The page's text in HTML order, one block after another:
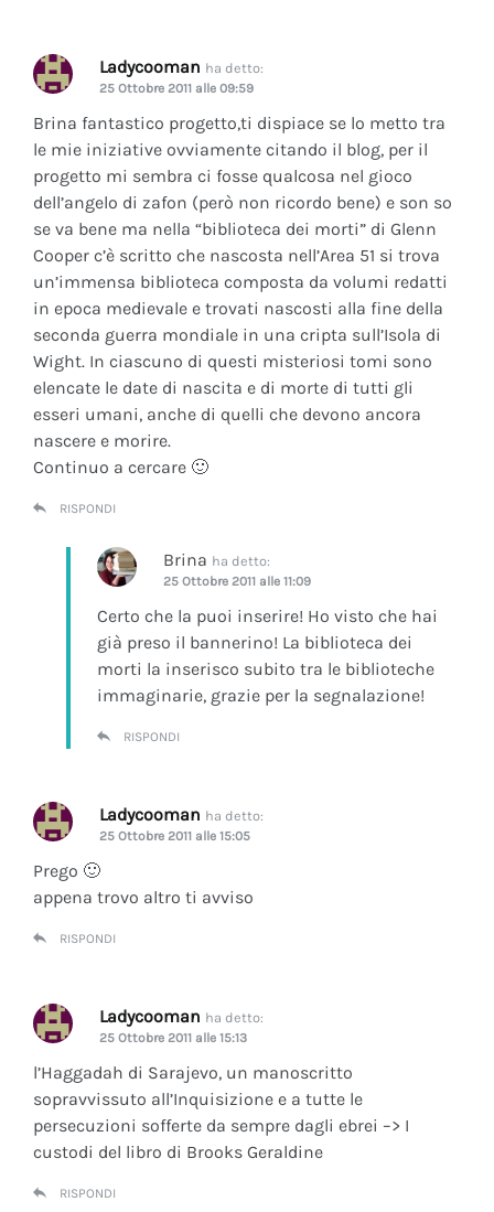
Ladycooman ha detto:
25 Ottobre 2011 alle 09:59
Brina fantastico progetto,ti dispiace se lo metto tra
le mie iniziative ovviamente citando il blog, per il
progetto mi sembra ci fosse qualcosa nel gioco
dell’angelo di zafon (però non ricordo bene) e son so
se va bene ma nella “biblioteca dei morti” di Glenn
Cooper c’è scritto che nascosta nell’Area 51 si trova
un’immensa biblioteca composta da volumi redatti
in epoca medievale e trovati nascosti alla fine della
seconda guerra mondiale in una cripta sull’Isola di
Wight. In ciascuno di questi misteriosi tomi sono
elencate le date di nascita e di morte di tutti gli
esseri umani, anche di quelli che devono ancora
nascere e morire.
Continuo a cercare 🙂
RISPONDI
Brina ha detto:
25 Ottobre 2011 alle 11:09
Certo che la puoi inserire! Ho visto che hai
già preso il bannerino! La biblioteca dei
morti la inserisco subito tra le biblioteche
immaginarie, grazie per la segnalazione!
RISPONDI
Ladycooman ha detto:
25 Ottobre 2011 alle 15:05
Prego 🙂
appena trovo altro ti avviso
RISPONDI
Ladycooman ha detto:
25 Ottobre 2011 alle 15:13
l’Haggadah di Sarajevo, un manoscritto
sopravvissuto all’Inquisizione e a tutte le
persecuzioni sofferte da sempre dagli ebrei –> I
custodi del libro di Brooks Geraldine
RISPONDI